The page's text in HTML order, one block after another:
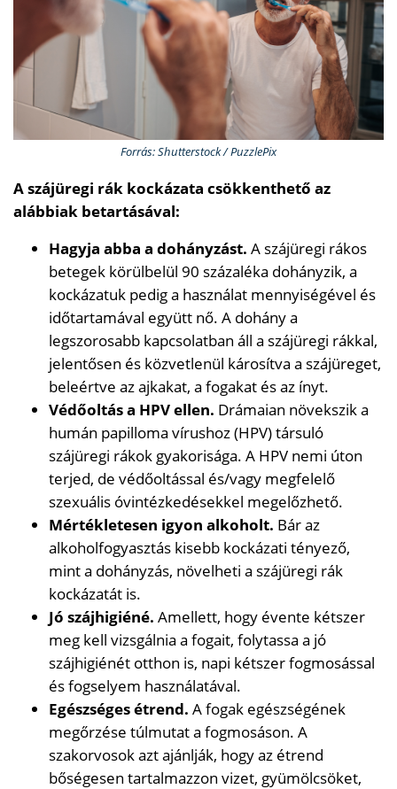
Forrás: Shutterstock / PuzzlePix
A szájüregi rák kockázata csökkenthető az
alábbiak betartásával:
Hagyja abba a dohányzást. A szájüregi rákos
betegek körülbelül 90 százaléka dohányzik, a
kockázatuk pedig a használat mennyiségével és
időtartamával együtt nő. A dohány a
legszorosabb kapcsolatban áll a szájüregi rákkal,
jelentősen és közvetlenül károsítva a szájüreget,
beleértve az ajkakat, a fogakat és az ínyt.
Védőoltás a HPV ellen. Drámaian növekszik a
humán papilloma vírushoz (HPV) társuló
szájüregi rákok gyakorisága. A HPV nemi úton
terjed, de védőoltással és/vagy megfelelő
szexuális óvintézkedésekkel megelőzhető.
Mértékletesen igyon alkoholt. Bár az
alkoholfogyasztás kisebb kockázati tényező,
mint a dohányzás, növelheti a szájüregi rák
kockázatát is.
Jó szájhigiéné. Amellett, hogy évente kétszer
meg kell vizsgálnia a fogait, folytassa a jó
szájhigiénét otthon is, napi kétszer fogmosással
és fogselyem használatával.
Egészséges étrend. A fogak egészségének
megőrzése túlmutat a fogmosáson. A
szakorvosok azt ajánlják, hogy az étrend
bőségesen tartalmazzon vizet, gyümölcsöket,